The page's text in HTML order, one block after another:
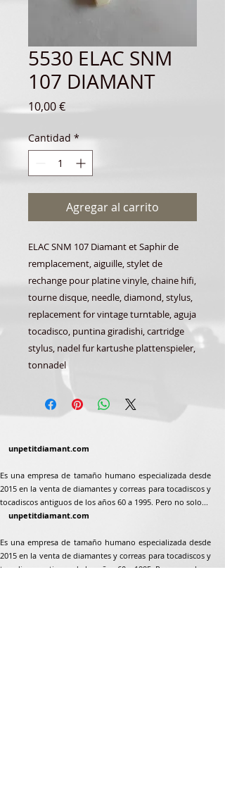
5530 ELAC SNM
107 DIAMANT
10,00 €Precio
Cantidad *
Agregar al carrito
ELAC SNM 107 Diamant et Saphir de
remplacement, aiguille, stylet de
rechange pour platine vinyle, chaine hifi,
tourne disque, needle, diamond, stylus,
replacement for vintage turntable, aguja
tocadisco, puntina giradishi, cartridge
stylus, nadel fur kartushe plattenspieler,
tonnadel
unpetitdiamant.com
Es una empresa de tamaño humano especializada desde
2015 en la venta de diamantes y correas para tocadiscos y
tocadiscos antiguos de los años 60 a 1995. Pero no solo...
unpetitdiamant.com
Es una empresa de tamaño humano especializada desde
2015 en la venta de diamantes y correas para tocadiscos y
tocadiscos antiguos de los años 60 a 1995. Pero no solo...